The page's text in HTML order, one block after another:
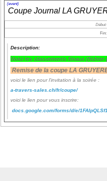
(event)
Coupe Journal LA
Début:
Fin:
Description:
Voici les classements finaux (fichier
Remise de la coupe LA
voici le lien pour l'invitation à la soirée :
a-travers-sales.ch/fr/coupe/
voici le lien pour vous inscrire:
docs.google.com/forms/d/e/